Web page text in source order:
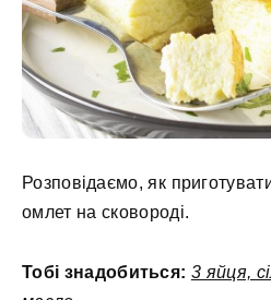
Розповідаємо, як
омлет на сковороді.
Тобі знадобиться: 3 яйця,